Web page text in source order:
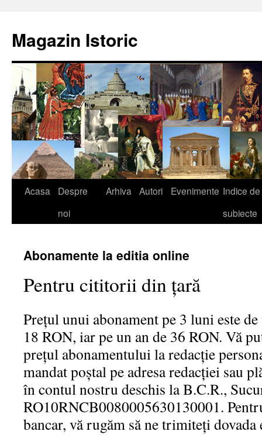
conținut
Magazin Istoric
Acasa
Despre
noi
Arhiva Autori Evenimente Indice de
subiecte
Abonamente la editia online
Pentru cititorii din ţară
Preţul unui abonament pe 3 luni este
18 RON, iar pe un an de 36 RON. Vă
preţul abonamentului la redacţie
mandat poştal pe adresa redacţiei sau
în contul nostru deschis la B.C.R.,
RO10RNCB0080005630130001.
bancar, vă rugăm să ne trimiteţi